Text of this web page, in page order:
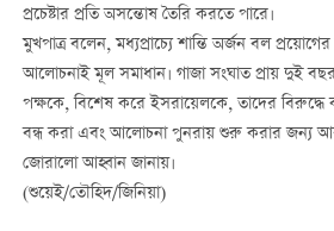
প্রচেষ্টার প্রতি অসন্তোষ তৈরি করতে পারে।
মুখপাত্র বলেন, মধ্যপ্রাচ্যে শান্তি অর্জন বল
আলোচনাই মূল সমাধান। গাজা সংঘাত প্রায় দুই বছর
পক্ষকে, বিশেষ করে ইসরায়েলকে, তাদের বিরুদ্ধে
বন্ধ করা এবং আলোচনা পুনরায় শুরু করার জন্য আরও
জোরালো আহ্বান জানায়।
(শুয়েই/তৌহিদ/জিনিয়া)